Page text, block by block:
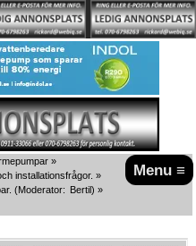
Menu ≡
»
installationsfrågor. »
(Moderator: Bertil) »